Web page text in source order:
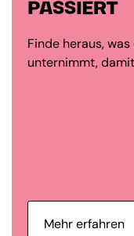
PASSIERT
Finde heraus,
unternimmt,
Mehr erfahren